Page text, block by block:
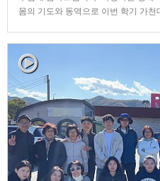
몸의 기도와 동역으로 이번 학기 가
돌보면서, 바울이 말한 '모든 사람'에